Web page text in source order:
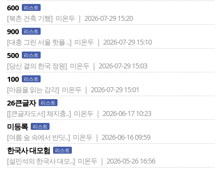
600 리스트
[북촌 건축 기행] 미온두 | 2026-07-29 15:20
900 리스트
[대충 그린 서울 핫플 ..] 미온두 | 2026-07-29 15:10
500 리스트
[당신 곁의 한국 정원] 미온두 | 2026-07-29 15:03
100 리스트
[마음을 읽는 감각] 미온두 | 2026-07-29 15:01
26큰글자 리스트
[[큰글자도서] 채지충..] 미온두 | 2026-06-17 10:23
미등록 리스트
[여름 숲 속에서 반딧..] 미온두 | 2026-06-16 09:59
한국사 대모험 리스트
[설민석의 한국사 대모..] 미온두 | 2026-05-26 16:56